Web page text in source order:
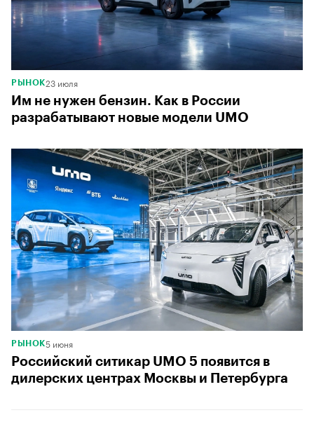
РЫНОК23 июля
Им не нужен бензин. Как в России
разрабатывают новые модели UMO
РЫНОК5 июня
Российский ситикар UMO 5 появится в
дилерских центрах Москвы и Петербурга